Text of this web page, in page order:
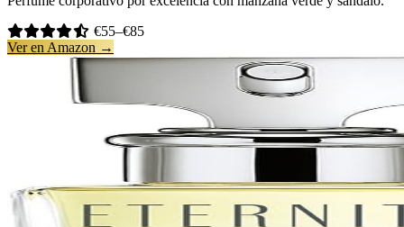
€55–€85
Ver en Amazon →